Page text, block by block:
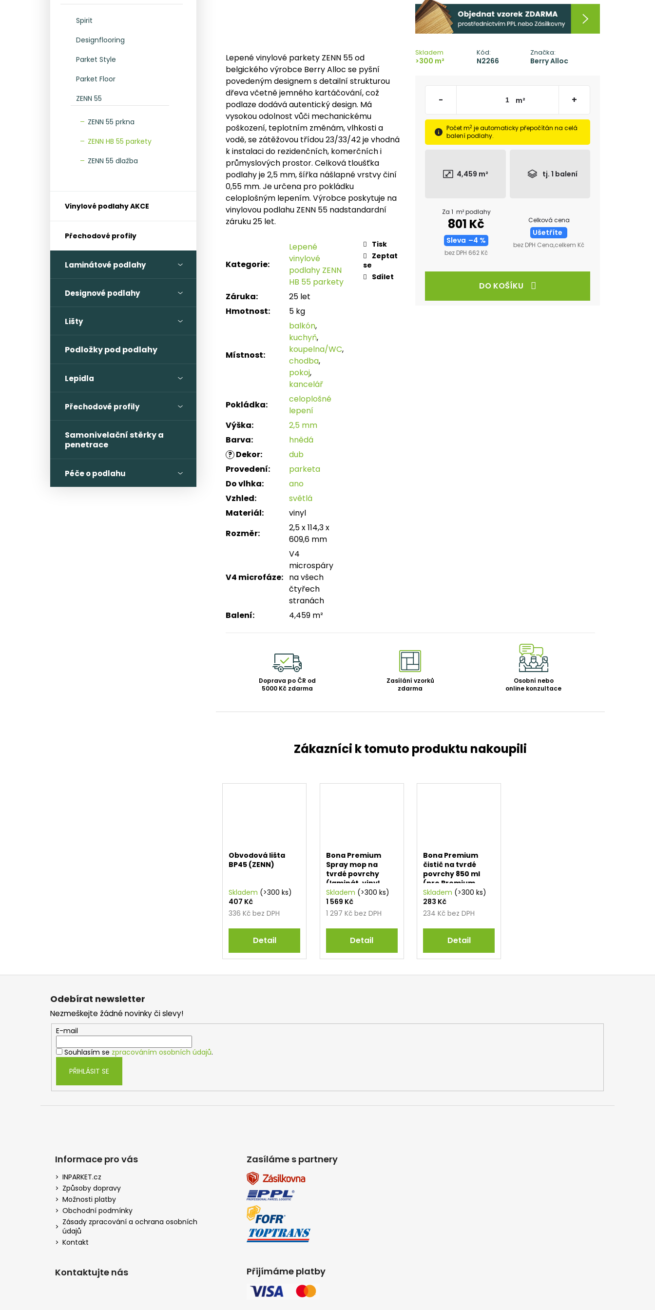
Spirit
Designflooring
Parket Style
Parket Floor
ZENN 55
ZENN 55 prkna
ZENN HB 55 parkety
ZENN 55 dlažba
Vinylové podlahy AKCE
Přechodové profily
Laminátové podlahy
Designové podlahy
Lišty
Podložky pod podlahy
Lepidla
Přechodové profily
Samonivelační stěrky a
penetrace
Péče o podlahu
Skladem
>300 m²
Kód:
N2266
Značka:
Berry Alloc
- m² +
Počet m2 je automaticky přepočítán na celá
balení podlahy.
4,459 m² tj. 1 balení
Za 1 m² podlahy
801 Kč
Sleva –4 %
bez DPH 662 Kč
Celková cena
Ušetříte
bez DPH Cena,celkem Kč
DO KOŠÍKU
Lepené vinylové parkety ZENN 55 od
belgického výrobce Berry Alloc se pyšní
povedeným designem s detailní strukturou
dřeva včetně jemného kartáčování, což
podlaze dodává autentický design. Má
vysokou odolnost vůči mechanickému
poškození, teplotním změnám, vlhkosti a
vodě, se zátěžovou třídou 23/33/42 je vhodná
k instalaci do rezidenčních, komerčních i
průmyslových prostor. Celková tloušťka
podlahy je 2,5 mm, šířka nášlapné vrstvy činí
0,55 mm. Je určena pro pokládku
celoplošným lepením. Výrobce poskytuje na
vinylovou podlahu ZENN 55 nadstandardní
záruku 25 let.
Kategorie:
Lepené
vinylové
podlahy ZENN
HB 55 parkety
Záruka:
25 let
Hmotnost: 5 kg
Místnost:
balkón,
kuchyň,
koupelna/WC,
chodba,
pokoj,
kancelář
Pokládka:
celoplošné
lepení
Výška:
2,5 mm
Barva: hnědá
? Dekor:
dub
Provedení:
parketa
Do vlhka:
ano
Vzhled:
světlá
Materiál:
vinyl
Rozměr:
2,5 x 114,3 x
609,6 mm
V4 microfáze:
V4
microspáry
na všech
čtyřech
stranách
Balení: 4,459 m²
Tisk
Zeptat
se
Sdílet
Doprava po ČR od
5000 Kč zdarma
Zasílání vzorků
zdarma
Osobní nebo
online konzultace
Obvodová lišta
BP45 (ZENN)
Skladem (>300 ks)
336 Kč bez DPH
407 Kč
Detail
Bona Premium
Spray mop na
tvrdé povrchy
(laminát, vinyl,
dlažba)
Skladem (>300 ks)
1 297 Kč bez DPH
1 569 Kč
Detail
Bona Premium
čistič na tvrdé
povrchy 850 ml
(pro Premium
Spray mop)
Skladem (>300 ks)
234 Kč bez DPH
283 Kč
Detail
Odebírat newsletter
Nezmeškejte žádné novinky či slevy!
E-mail
Souhlasím se zpracováním osobních údajů.
PŘIHLÁSIT SE
Informace pro vás
INPARKET.cz
Způsoby dopravy
Možnosti platby
Obchodní podmínky
Zásady zpracování a ochrana osobních
údajů
Kontakt
Kontaktujte nás
Zasíláme s partnery
Přijímáme platby